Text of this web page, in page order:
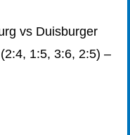
vs Duisburger
1:5, 3:6, 2:5) –